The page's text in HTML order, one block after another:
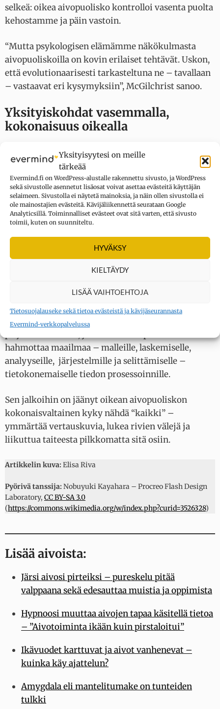
Yksityisyytesi on meille
tärkeää
Evermind.fi on WordPress-alustalle rakennettu sivusto, ja WordPress
sekä sivustolle asennetut lisäosat voivat asettaa evästeitä käyttäjän
selaimeen. Sivustolla ei näytetä mainoksia, ja näin ollen sivustolla ei
ole mainostajien evästeitä. Kävijäliikennettä seurataan Google
Analyticsillä. Toiminnalliset evästeet ovat sitä varten, että sivusto
toimii, kuten on suunniteltu.
HYVÄKSY
KIELTÄYDY
LISÄÄ VAIHTOEHTOJA
Tietosuojalauseke sekä tietoa evästeistä ja kävijäseurannasta
Evermind-verkkopalvelussa
selkeä: oikea aivopuolisko kontrolloi vasenta puolta
kehostamme ja päin vastoin.
“Mutta psykologisen elämämme näkökulmasta
aivopuoliskoilla on kovin erilaiset tehtävät. Uskon,
että evolutionaarisesti tarkasteltuna ne – tavallaan
– vastaavat eri kysymyksiin”, McGilchrist sanoo.
Yksityiskohdat vasemmalla,
kokonaisuus oikealla
McGilchristin näkemyksen ydin on, että molemmat
aivopuoliskomme tekevät kaikkea, mutta aivan eri
tavoilla:
Vasen aivopuolisko keskittyy yksityiskohtiin ja
oikea kokonaisuuteen, mutta kumpikaan ei tulisi
toimeen ilman toista – vähän kuin musiikki, joka
syntyy yksittäisistä nuoteista, mutta on
kokonaisuutena jotain paljon enemmän kuin
pelkkä yksittäisten nuottien rivistö.
McGilchristin sanoma on myös näkemyksellinen.
Hän ottaa kantaa nykyisen läntisen maailman
menoon ja väittää, että olemme antaneet aivan liian
hahmottaa maailmaa – malleille, laskemiselle,
analyyseille, järjestelmille ja selittämiselle –
tietokonemaiselle tiedon prosessoinnille.
Sen jalkoihin on jäänyt oikean aivopuoliskon
kokonaisvaltainen kyky nähdä “kaikki” –
ymmärtää vertauskuvia, lukea rivien välejä ja
liikuttua taiteesta pilkkomatta sitä osiin.
Artikkelin kuva: Elisa Riva
Pyörivä tanssija: Nobuyuki Kayahara – Procreo Flash Design
Laboratory, CC BY-SA 3.0
(https://commons.wikimedia.org/w/index.php?curid=3526328)
Lisää aivoista:
Järsi aivosi pirteiksi – pureskelu pitää
valppaana sekä edesauttaa muistia ja oppimista
Hypnoosi muuttaa aivojen tapaa käsitellä tietoa
– ”Aivotoiminta ikään kuin pirstaloitui”
Ikävuodet karttuvat ja aivot vanhenevat –
kuinka käy ajattelun?
Amygdala eli mantelitumake on tunteiden
tulkki